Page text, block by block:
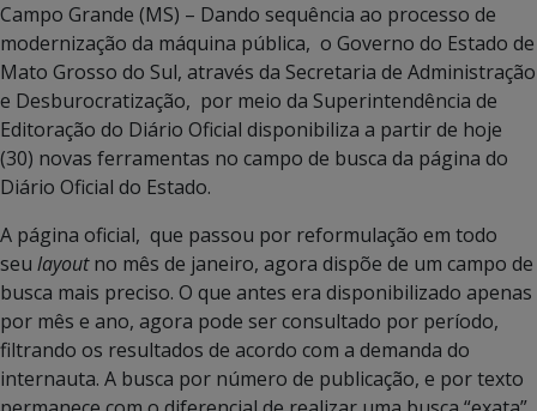
Campo Grande (MS) – Dando sequência ao processo de
modernização da máquina pública, o Governo do Estado de
Mato Grosso do Sul, através da Secretaria de Administração
e Desburocratização, por meio da Superintendência de
Editoração do Diário Oficial disponibiliza a partir de hoje
(30) novas ferramentas no campo de busca da página do
Diário Oficial do Estado.
A página oficial, que passou por reformulação em todo
seu layoutno mês de janeiro, agora dispõe de um campo de
busca mais preciso. O que antes era disponibilizado apenas
por mês e ano, agora pode ser consultado por período,
filtrando os resultados de acordo com a demanda do
internauta. A busca por número de publicação, e por texto